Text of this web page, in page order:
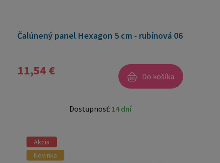
Čalúnený panel Hexagon 5 cm - rubínová 06
11,54 € Do košíka
Dostupnosť: 14 dní
Akcia
Novinka